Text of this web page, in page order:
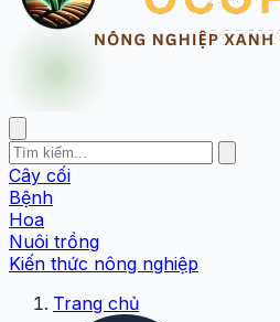
Cây cối
Bệnh
Hoa
Nuôi trồng
Kiến thức nông nghiệp
Trang chủ